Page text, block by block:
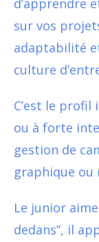
sur vos
adaptabilité
culture
C’est le
ou à forte
gestion de
graphique
Le junior
dedans”, il